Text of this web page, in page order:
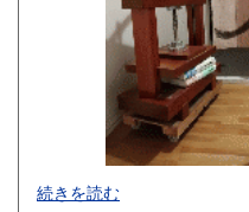
185円
185円
続きを読む